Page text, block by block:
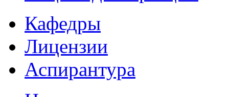
Кафедры
Лицензии
Аспирантура